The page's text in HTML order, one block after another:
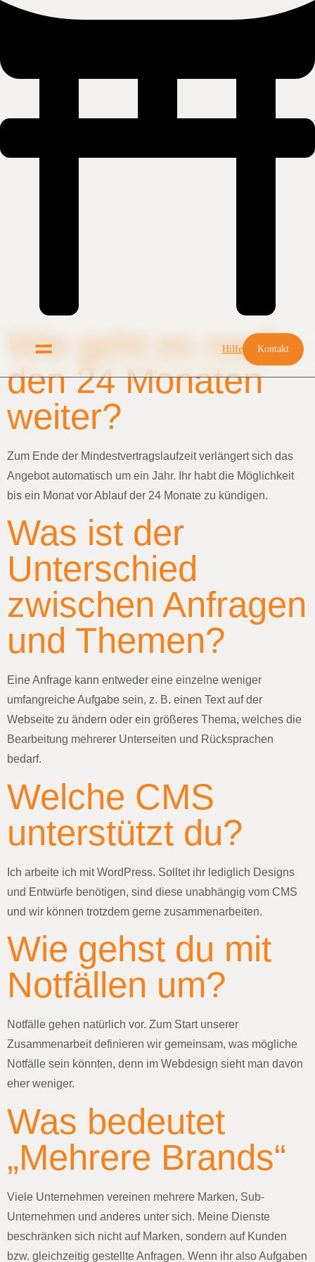
Hilfe Kontakt
Wie geht es nach
den 24 Monaten
weiter?
Zum Ende der Mindestvertragslaufzeit verlängert sich das
Angebot automatisch um ein Jahr. Ihr habt die Möglichkeit
bis ein Monat vor Ablauf der 24 Monate zu kündigen.
Was ist der
Unterschied
zwischen Anfragen
und Themen?
Eine Anfrage kann entweder eine einzelne weniger
umfangreiche Aufgabe sein, z. B. einen Text auf der
Webseite zu ändern oder ein größeres Thema, welches die
Bearbeitung mehrerer Unterseiten und Rücksprachen
bedarf.
Welche CMS
unterstützt du?
Ich arbeite ich mit WordPress. Solltet ihr lediglich Designs
und Entwürfe benötigen, sind diese unabhängig vom CMS
und wir können trotzdem gerne zusammenarbeiten.
Wie gehst du mit
Notfällen um?
Notfälle gehen natürlich vor. Zum Start unserer
Zusammenarbeit definieren wir gemeinsam, was mögliche
Notfälle sein könnten, denn im Webdesign sieht man davon
eher weniger.
Was bedeutet
„Mehrere Brands“
Viele Unternehmen vereinen mehrere Marken, Sub-
Unternehmen und anderes unter sich. Meine Dienste
beschränken sich nicht auf Marken, sondern auf Kunden
bzw. gleichzeitig gestellte Anfragen. Wenn ihr also Aufgaben